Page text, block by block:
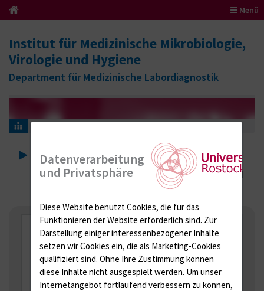
Menü
Institut für Medizinische Mikrobiologie,
Virologie und Hygiene
Department für Medizinische Labordiagnostik
Infos Hinweise und Daten
Klinisch-mikrobiologische und
hygienische Hinweise und Daten
Surveillance nach § 23
Infektionsschutzgesetz
Mehr Infos
Datenverarbeitung
und Privatsphäre
Diese Website benutzt Cookies, die für das
Funktionieren der Website erforderlich sind. Zur
Darstellung einiger interessenbezogener Inhalte
setzen wir Cookies ein, die als Marketing-Cookies
qualifiziert sind. Ohne Ihre Zustimmung können
diese Inhalte nicht ausgespielt werden. Um unser
Internetangebot fortlaufend verbessern zu können,